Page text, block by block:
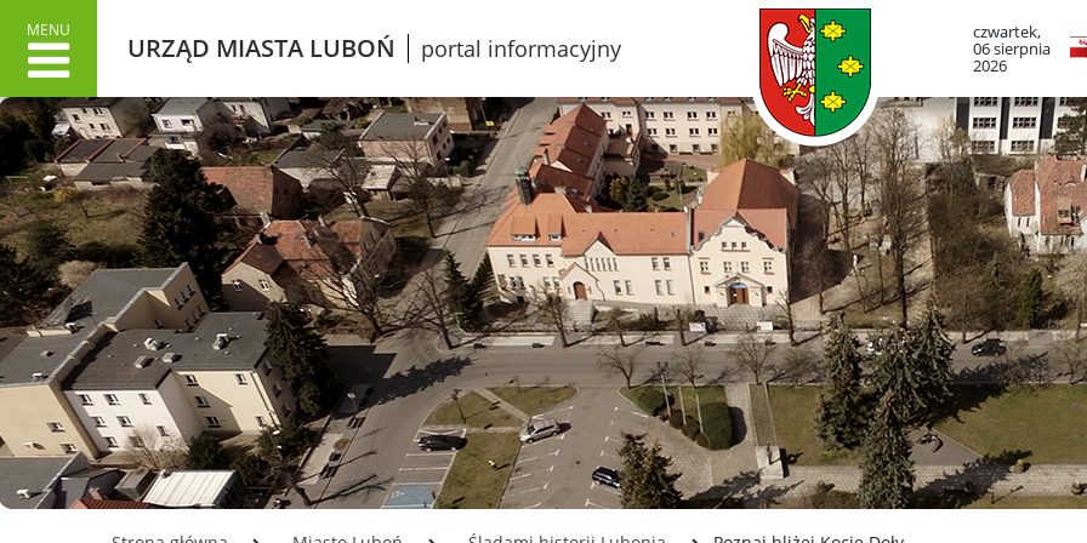
MENU
URZĄD MIASTA
Dane adresowe
Załatwianie spraw w Urzędzie
Informacje o Urzędzie Miasta
w języku łatwym do czytania
ETR
Dokumenty stategiczne
Inwestycje
Oświata
Odpady
Podatki
MIASTO LUBOŃ
Władze Miasta
O mieście
Luboński Szlak Architektury
Przemysłowej
Śladami historii Lubonia
Gry miejskie
Kultura
Komenda Straży Miejskiej
Miasta Luboń
Komisariat Policji w Luboniu
RADA MIASTA
Portal Mieszkańca.
informacje
Radni Rady Miasta
Sesja Rady Miasta
Harmonogram
radnych
Komisje Rady Miasta
Terminarz spotkań
Uchwały Rady
Młodzieżowa Rada
URZĄD MIASTA LUBOŃ portal informacyjny
czwartek,
06 sierpnia
2026